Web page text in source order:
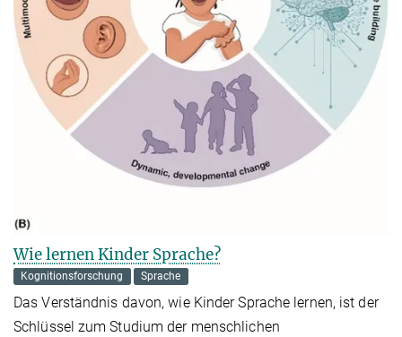
Wie lernen Kinder Sprache?
Kognitionsforschung Sprache
Das Verständnis davon, wie Kinder Sprache lernen, ist der
Schlüssel zum Studium der menschlichen